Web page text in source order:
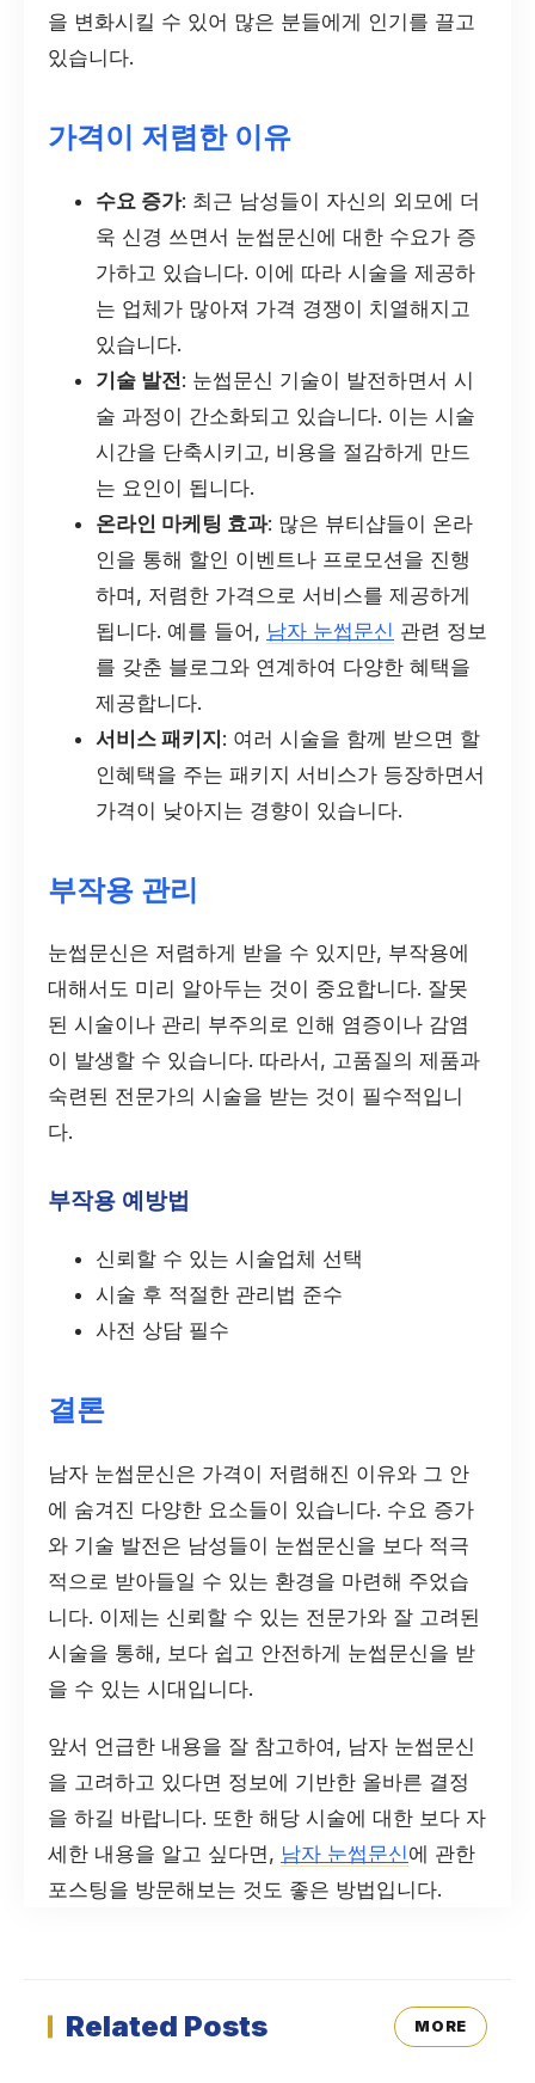
을 변화시킬 수 있어 많은 분들에게 인기를 끌고
있습니다.
가격이 저렴한 이유
수요 증가: 최근 남성들이 자신의 외모에 더
욱 신경 쓰면서 눈썹문신에 대한 수요가 증
가하고 있습니다. 이에 따라 시술을 제공하
는 업체가 많아져 가격 경쟁이 치열해지고
있습니다.
기술 발전: 눈썹문신 기술이 발전하면서 시
술 과정이 간소화되고 있습니다. 이는 시술
시간을 단축시키고, 비용을 절감하게 만드
는 요인이 됩니다.
온라인 마케팅 효과: 많은 뷰티샵들이 온라
인을 통해 할인 이벤트나 프로모션을 진행
하며, 저렴한 가격으로 서비스를 제공하게
됩니다. 예를 들어, 남자 눈썹문신 관련 정보
를 갖춘 블로그와 연계하여 다양한 혜택을
제공합니다.
서비스 패키지: 여러 시술을 함께 받으면 할
인혜택을 주는 패키지 서비스가 등장하면서
가격이 낮아지는 경향이 있습니다.
부작용 관리
눈썹문신은 저렴하게 받을 수 있지만, 부작용에
대해서도 미리 알아두는 것이 중요합니다. 잘못
된 시술이나 관리 부주의로 인해 염증이나 감염
이 발생할 수 있습니다. 따라서, 고품질의 제품과
숙련된 전문가의 시술을 받는 것이 필수적입니
다.
부작용 예방법
신뢰할 수 있는 시술업체 선택
시술 후 적절한 관리법 준수
사전 상담 필수
결론
남자 눈썹문신은 가격이 저렴해진 이유와 그 안
에 숨겨진 다양한 요소들이 있습니다. 수요 증가
와 기술 발전은 남성들이 눈썹문신을 보다 적극
적으로 받아들일 수 있는 환경을 마련해 주었습
니다. 이제는 신뢰할 수 있는 전문가와 잘 고려된
시술을 통해, 보다 쉽고 안전하게 눈썹문신을 받
을 수 있는 시대입니다.
앞서 언급한 내용을 잘 참고하여, 남자 눈썹문신
을 고려하고 있다면 정보에 기반한 올바른 결정
을 하길 바랍니다. 또한 해당 시술에 대한 보다 자
세한 내용을 알고 싶다면, 남자 눈썹문신에 관한
포스팅을 방문해보는 것도 좋은 방법입니다.
Related Posts MORE